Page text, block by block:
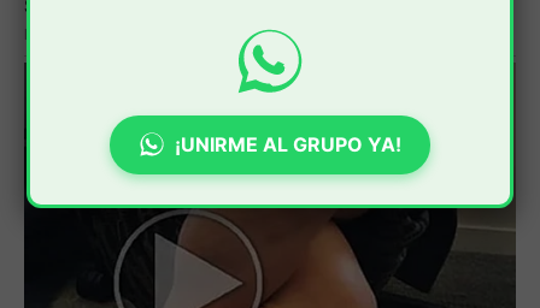
¡UNIRME AL GRUPO YA!